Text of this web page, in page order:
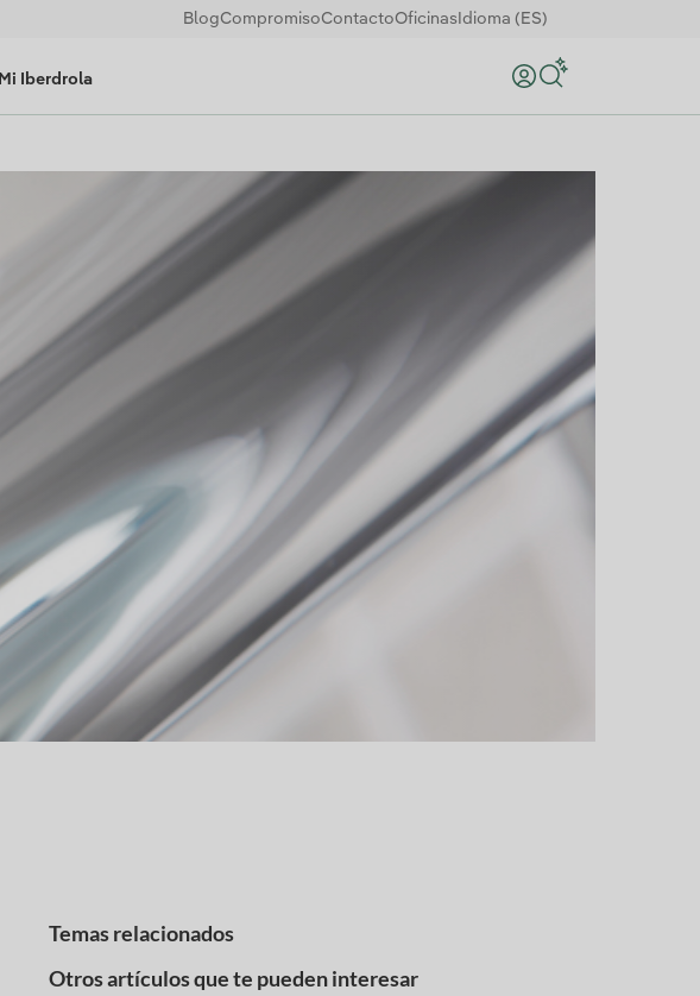
BlogCompromisoContactoOficinas Idioma (ES)
Mi Iberdrola Buscar
Temas relacionados
Otros artículos que te pueden interesar